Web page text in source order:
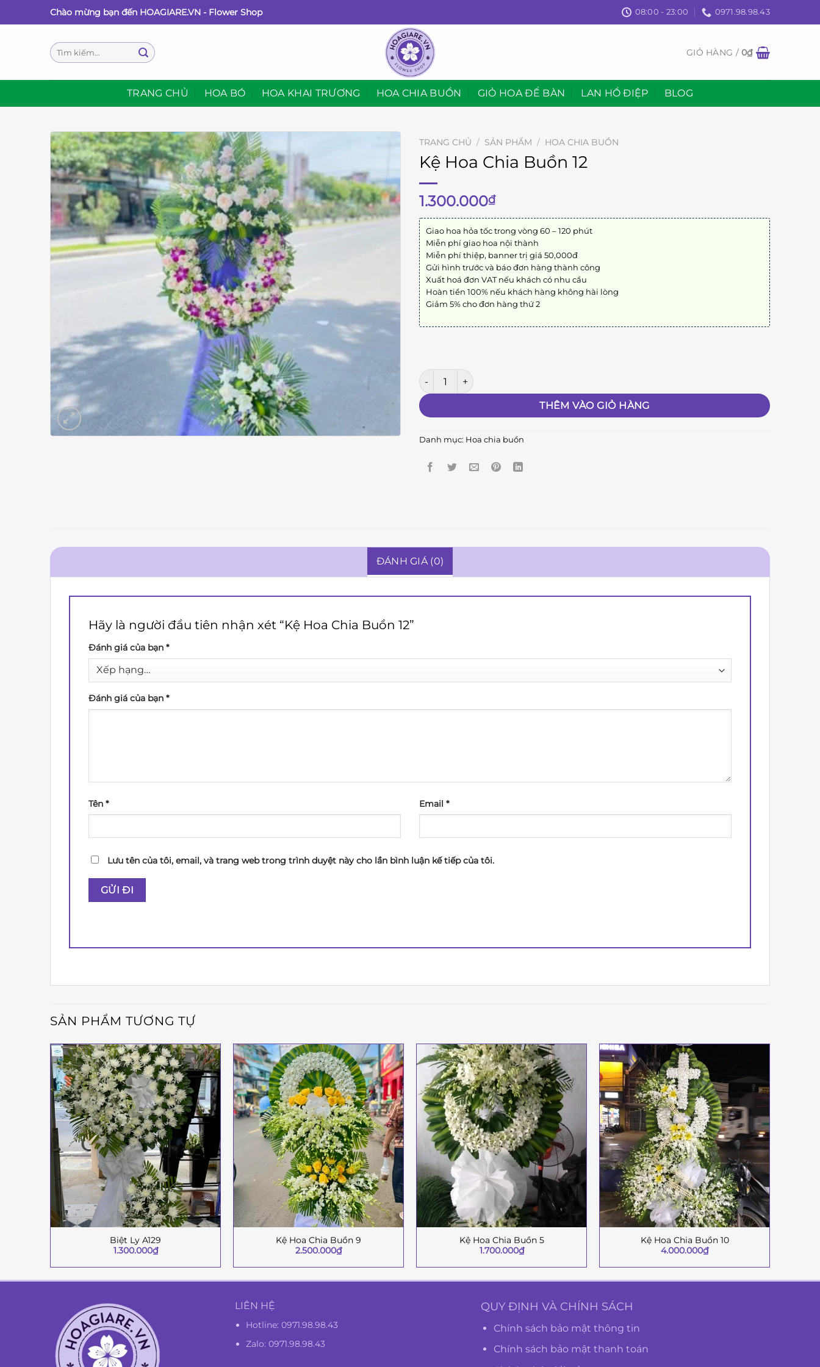
qua
Chào mừng bạn đến HOAGIARE.VN - Flower Shop 08:00 - 23:00 0971.98.98.43
Tìm
kiếm:
GIỎ HÀNG /0₫
TRANG CHỦ HOA BÓ HOA KHAI TRƯƠNG HOA CHIA BUỒN GIỎ HOA ĐỂ BÀN LAN HỒ ĐIỆP BLOG
TRANG CHỦ / SẢN PHẨM / HOA CHIA BUỒN
Kệ Hoa Chia Buồn 12
1.300.000₫
Giao hoa hỏa tốc trong vòng 60 – 120 phút
Miễn phí giao hoa nội thành
Miễn phí thiệp, banner trị giá 50,000đ
Gửi hình trước và báo đơn hàng thành công
Xuất hoá đơn VAT nếu khách có nhu cầu
Hoàn tiền 100% nếu khách hàng không hài lòng
Giảm 5% cho đơn hàng thứ 2
Kệ Hoa Chia Buồn 12 số lượng
THÊM VÀO GIỎ HÀNG
Danh mục: Hoa chia buồn
ĐÁNH GIÁ (0)
Hãy là người đầu tiên nhận xét “Kệ Hoa Chia Buồn 12”
Đánh giá của bạn *
Đánh giá của bạn *
Tên * Email *
Lưu tên của tôi, email, và trang web trong trình duyệt này cho lần bình luận kế tiếp của tôi.
SẢN PHẨM TƯƠNG TỰ
Biệt Ly A129
1.300.000₫
Kệ Hoa Chia Buồn 9
2.500.000₫
Kệ Hoa Chia Buồn 5
1.700.000₫
Kệ Hoa Chia Buồn 10
4.000.000₫
LIÊN HỆ
Hotline:0971.98.98.43
Zalo: 0971.98.98.43
QUY ĐỊNH VÀ CHÍNH SÁCH
Chính sách bảo mật thông tin
Chính sách bảo mật thanh toán